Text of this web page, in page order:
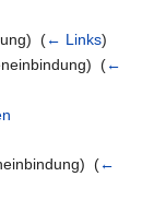
(← Links)
(←
(←